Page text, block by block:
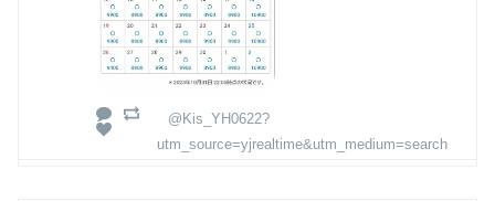
@Kis_YH0622?
utm_source=yjrealtime&utm_medium=search